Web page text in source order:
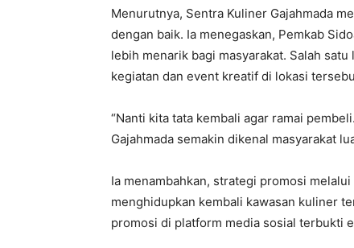
Menurutnya, Sentra Kuliner Gajahmada
dengan baik. Ia menegaskan, Pemkab
lebih menarik bagi masyarakat. Salah
kegiatan dan event kreatif di lokasi
“Nanti kita tata kembali agar ramai
Gajahmada semakin dikenal masyarakat
Ia menambahkan, strategi promosi
menghidupkan kembali kawasan kuliner
promosi di platform media sosial terbukti